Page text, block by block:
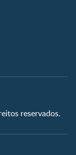
reservados.